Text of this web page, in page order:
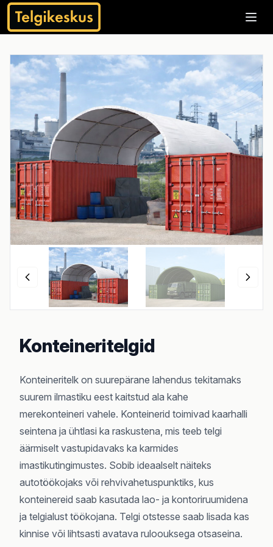
Telgikeskus
Ava
Konteineritelgid
Konteineritelk on suurepärane lahendus tekitamaks
suurem ilmastiku eest kaitstud ala kahe
merekonteineri vahele. Konteinerid toimivad kaarhalli
seintena ja ühtlasi ka raskustena, mis teeb telgi
äärmiselt vastupidavaks ka karmides
imastikutingimustes. Sobib ideaalselt näiteks
autotöökojaks või rehvivahetuspunktiks, kus
konteinereid saab kasutada lao- ja kontoriruumidena
ja telgialust töökojana. Telgi otstesse saab lisada kas
kinnise või lihtsasti avatava ruloouksega otsaseina.